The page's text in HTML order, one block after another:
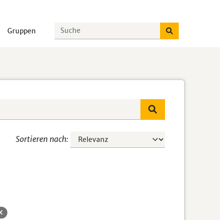
Gruppen
Sortieren nach